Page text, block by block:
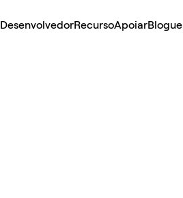
DesenvolvedorRecursoApoiarBlogue